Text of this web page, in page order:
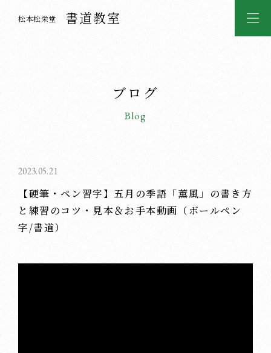
松本松栄堂 書道教室
ブログ
Blog
2023.05.21
【硬筆・ペン習字】五月の季語「薫風」の書き方
と練習のコツ・見本＆お手本動画（ボールペン
字/書道）